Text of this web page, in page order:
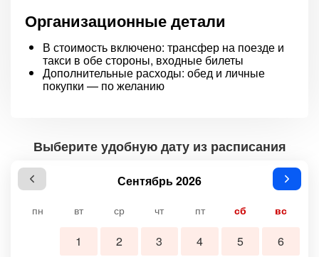
Организационные детали
В стоимость включено: трансфер на поезде и
такси в обе стороны, входные билеты
Дополнительные расходы: обед и личные
покупки — по желанию
Выберите удобную дату из расписания
Сентябрь 2026
пн вт ср чт пт сб вс
1 2 3 4 5 6